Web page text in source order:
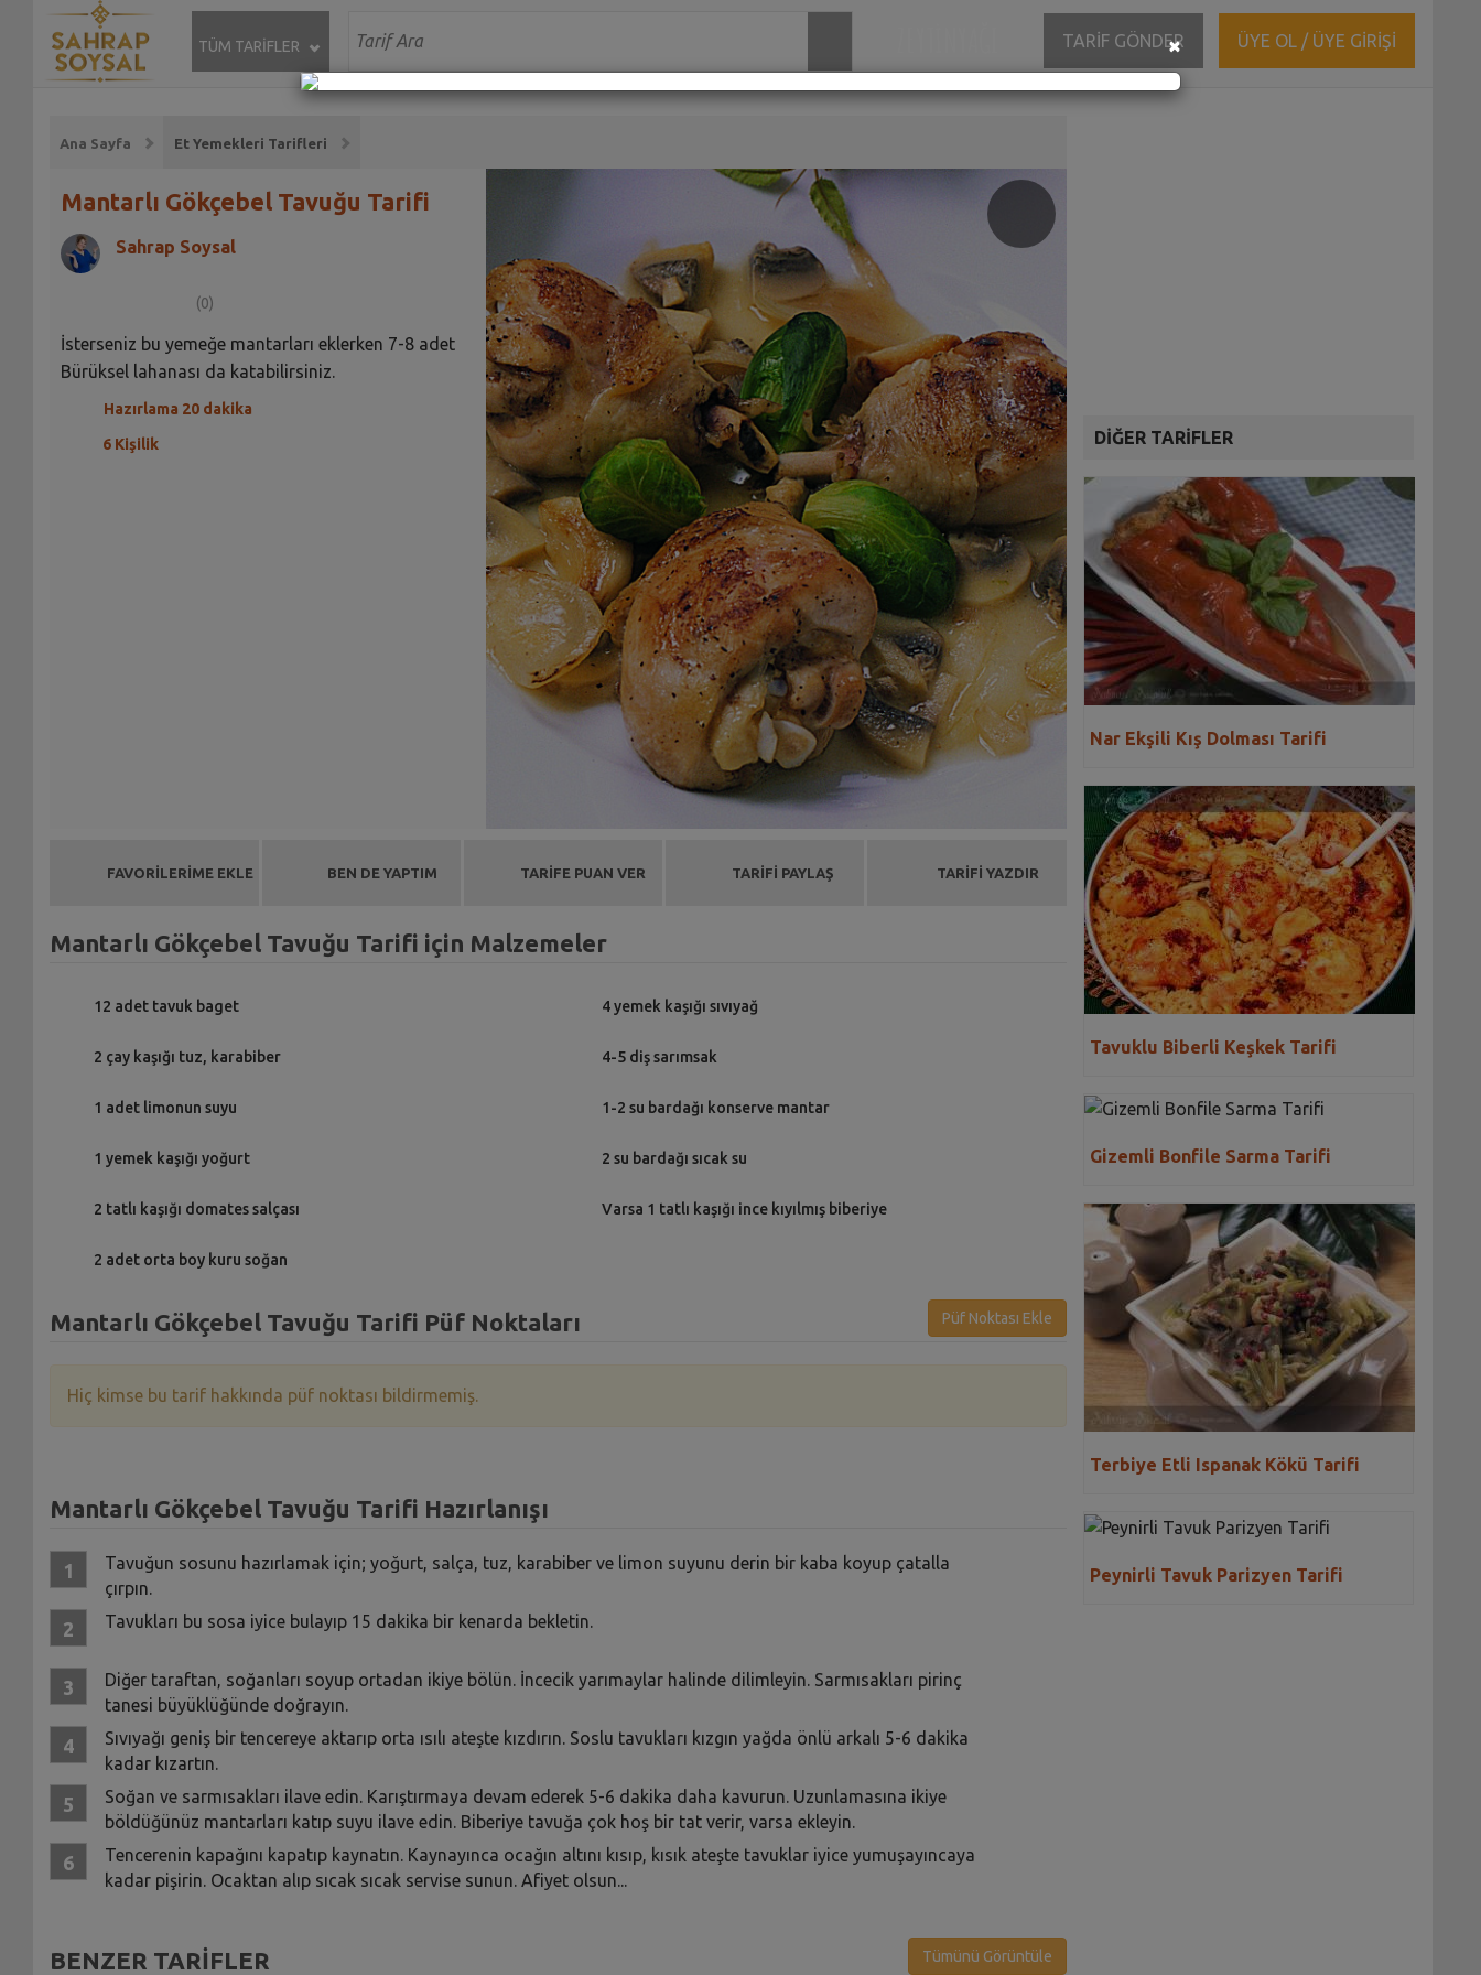
TÜM TARİFLER TARİF GÖNDER ÜYE OL / ÜYE GİRİŞİ
Ana Sayfa Et Yemekleri Tarifleri
Mantarlı Gökçebel Tavuğu Tarifi
Sahrap Soysal
(0)
İsterseniz bu yemeğe mantarları eklerken 7-8 adet
Bürüksel lahanası da katabilirsiniz.
Hazırlama 20 dakika
6 Kişilik
FAVORİLERİME EKLE BEN DE YAPTIM TARİFE PUAN VER TARİFİ PAYLAŞ TARİFİ YAZDIR
Mantarlı Gökçebel Tavuğu Tarifi için Malzemeler
12 adet tavuk baget
2 çay kaşığı tuz, karabiber
1 adet limonun suyu
1 yemek kaşığı yoğurt
2 tatlı kaşığı domates salçası
2 adet orta boy kuru soğan
4 yemek kaşığı sıvıyağ
4-5 diş sarımsak
1-2 su bardağı konserve mantar
2 su bardağı sıcak su
Varsa 1 tatlı kaşığı ince kıyılmış biberiye
Mantarlı Gökçebel Tavuğu Tarifi Püf Noktaları Püf Noktası Ekle
Hiç kimse bu tarif hakkında püf noktası bildirmemiş.
Mantarlı Gökçebel Tavuğu Tarifi Hazırlanışı
Tavuğun sosunu hazırlamak için; yoğurt, salça, tuz, karabiber ve limon suyunu derin bir kaba koyup çatalla
çırpın.
Tavukları bu sosa iyice bulayıp 15 dakika bir kenarda bekletin.
Diğer taraftan, soğanları soyup ortadan ikiye bölün. İncecik yarımaylar halinde dilimleyin. Sarmısakları pirinç
tanesi büyüklüğünde doğrayın.
Sıvıyağı geniş bir tencereye aktarıp orta ısılı ateşte kızdırın. Soslu tavukları kızgın yağda önlü arkalı 5-6 dakika
kadar kızartın.
Soğan ve sarmısakları ilave edin. Karıştırmaya devam ederek 5-6 dakika daha kavurun. Uzunlamasına ikiye
böldüğünüz mantarları katıp suyu ilave edin. Biberiye tavuğa çok hoş bir tat verir, varsa ekleyin.
Tencerenin kapağını kapatıp kaynatın. Kaynayınca ocağın altını kısıp, kısık ateşte tavuklar iyice yumuşayıncaya
kadar pişirin. Ocaktan alıp sıcak sıcak servise sunun. Afiyet olsun...
BENZER TARİFLER Tümünü Görüntüle
DİĞER TARİFLER
Nar Ekşili Kış Dolması Tarifi
Tavuklu Biberli Keşkek Tarifi
Gizemli Bonfile Sarma Tarifi
Terbiye Etli Ispanak Kökü Tarifi
Peynirli Tavuk Parizyen Tarifi
×Close